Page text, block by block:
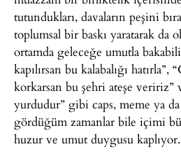
tutundukları, davaların peşini
toplumsal bir baskı yaratarak da
ortamda geleceğe umutla
kapılırsan bu kalabalığı hatırla”,
korkarsan bu şehri ateşe veririz”
yurdudur” gibi caps, meme ya
gördüğüm zamanlar bile içimi
huzur ve umut duygusu kaplıyor.